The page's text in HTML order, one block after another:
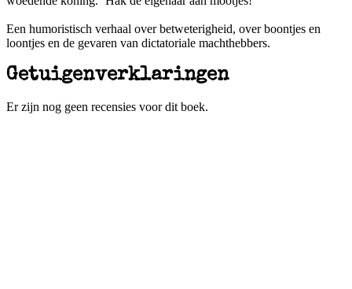
Een humoristisch verhaal over betweterigheid, over boontjes en
loontjes en de gevaren van dictatoriale machthebbers.
Getuigenverklaringen
Er zijn nog geen recensies voor dit boek.